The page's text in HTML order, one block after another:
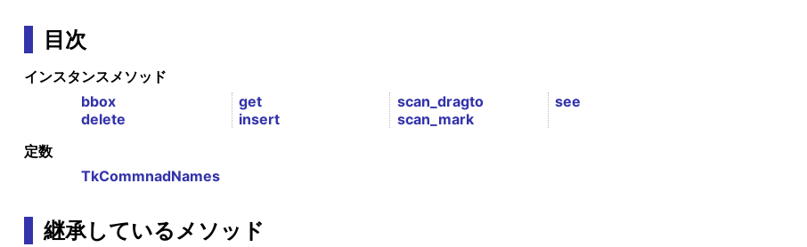
目次
インスタンスメソッド
bbox
delete
get
insert
scan_dragto
scan_mark
see
定数
TkCommnadNames
継承しているメソッド